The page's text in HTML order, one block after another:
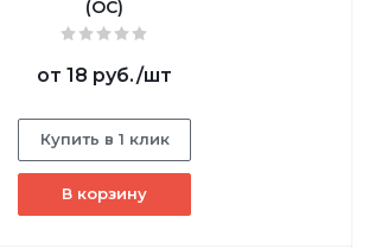
(ОС)
от 18 руб./шт
Купить в 1 клик
В корзину